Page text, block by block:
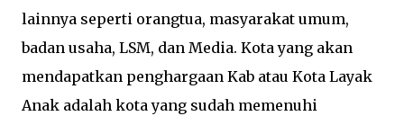
lainnya seperti orangtua, masyarakat umum,
badan usaha, LSM, dan Media. Kota yang akan
mendapatkan penghargaan Kab atau Kota Layak
Anak adalah kota yang sudah memenuhi